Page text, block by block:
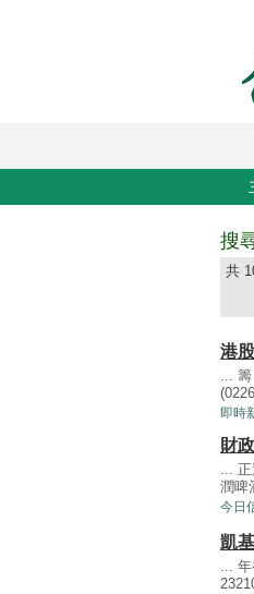
搜
共
港
...
即時
財
...
潤啤
今日
凱
...